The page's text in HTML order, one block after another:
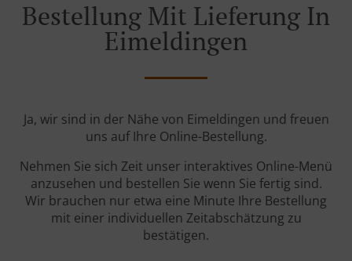
Bestellung Mit Lieferung In
Eimeldingen
Ja, wir sind in der Nähe von Eimeldingen und freuen
uns auf Ihre Online-Bestellung.
Nehmen Sie sich Zeit unser interaktives Online-Menü
anzusehen und bestellen Sie wenn Sie fertig sind.
Wir brauchen nur etwa eine Minute Ihre Bestellung
mit einer individuellen Zeitabschätzung zu
bestätigen.